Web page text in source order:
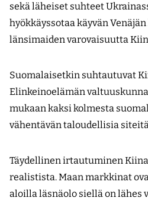
sekä läheiset suhteet
hyökkäyssotaa käyvän
länsimaiden varovaisuutta
Suomalaisetkin suhtautuvat
Elinkeinoelämän
mukaan kaksi kolmesta
vähentävän taloudellisia
Täydellinen irtautuminen
realistista. Maan markkinat
aloilla läsnäolo siellä on lähes